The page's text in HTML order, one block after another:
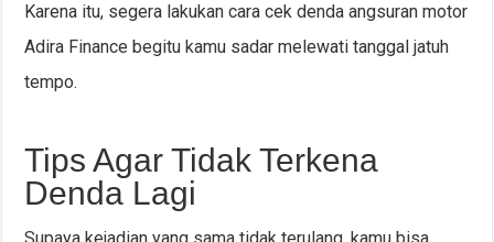
Karena itu, segera lakukan cara cek denda angsuran motor
Adira Finance begitu kamu sadar melewati tanggal jatuh
tempo.
Tips Agar Tidak Terkena
Denda Lagi